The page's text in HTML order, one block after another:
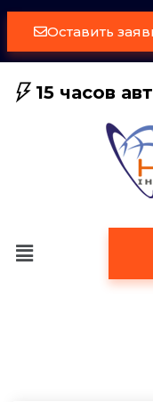
Оставить
15 часов